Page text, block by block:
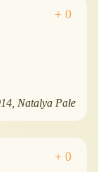
Natalya Pale